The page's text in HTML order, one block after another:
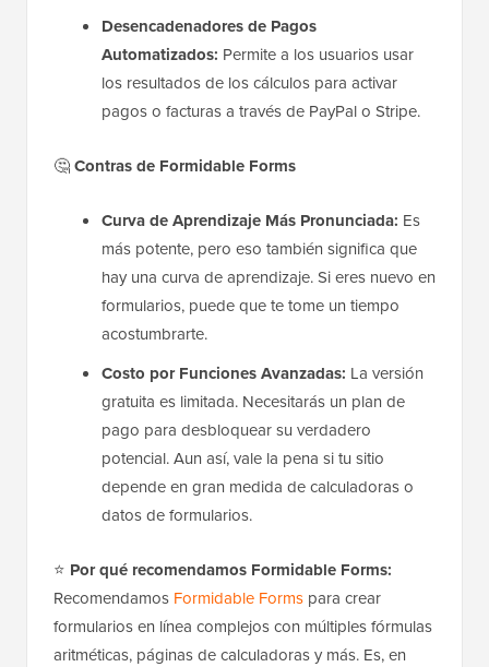
Desencadenadores de Pagos
Automatizados: Permite a los usuarios usar
los resultados de los cálculos para activar
pagos o facturas a través de PayPal o Stripe.
🤔Contras de Formidable Forms
Curva de Aprendizaje Más Pronunciada: Es
más potente, pero eso también significa que
hay una curva de aprendizaje. Si eres nuevo en
formularios, puede que te tome un tiempo
acostumbrarte.
Costo por Funciones Avanzadas: La versión
gratuita es limitada. Necesitarás un plan de
pago para desbloquear su verdadero
potencial. Aun así, vale la pena si tu sitio
depende en gran medida de calculadoras o
datos de formularios.
⭐ Por qué recomendamos Formidable Forms:
Recomendamos Formidable Forms para crear
formularios en línea complejos con múltiples fórmulas
aritméticas, páginas de calculadoras y más. Es, en